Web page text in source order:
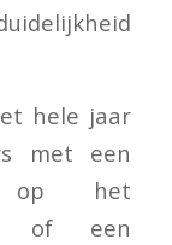
hele jaar
met een
op het
of een